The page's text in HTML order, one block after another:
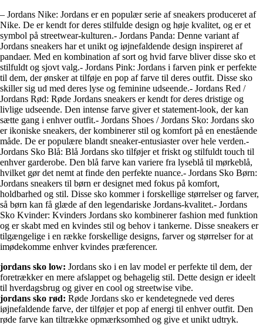
– Jordans Nike: Jordans er en populær serie af sneakers produceret af
Nike. De er kendt for deres stilfulde design og høje kvalitet, og er et
symbol på streetwear-kulturen.- Jordans Panda: Denne variant af
Jordans sneakers har et unikt og iøjnefaldende design inspireret af
pandaer. Med en kombination af sort og hvid farve bliver disse sko et
stilfuldt og sjovt valg.- Jordans Pink: Jordans i farven pink er perfekte
til dem, der ønsker at tilføje en pop af farve til deres outfit. Disse sko
skiller sig ud med deres lyse og feminine udseende.- Jordans Red /
Jordans Rød: Røde Jordans sneakers er kendt for deres dristige og
livlige udseende. Den intense farve giver et statement-look, der kan
sætte gang i enhver outfit.- Jordans Shoes / Jordans Sko: Jordans sko
er ikoniske sneakers, der kombinerer stil og komfort på en enestående
måde. De er populære blandt sneaker-entusiaster over hele verden.-
Jordans Sko Blå: Blå Jordans sko tilføjer et friskt og stilfuldt touch til
enhver garderobe. Den blå farve kan variere fra lyseblå til mørkeblå,
hvilket gør det nemt at finde den perfekte nuance.- Jordans Sko Børn:
Jordans sneakers til børn er designet med fokus på komfort,
holdbarhed og stil. Disse sko kommer i forskellige størrelser og farver,
så børn kan få glæde af den legendariske Jordans-kvalitet.- Jordans
Sko Kvinder: Kvinders Jordans sko kombinerer fashion med funktion
og er skabt med en kvindes stil og behov i tankerne. Disse sneakers er
tilgængelige i en række forskellige designs, farver og størrelser for at
imødekomme enhver kvindes præferencer.
jordans sko low: Jordans sko i en lav model er perfekte til dem, der
foretrækker en mere afslappet og behagelig stil. Dette design er ideelt
til hverdagsbrug og giver en cool og streetwise vibe.
jordans sko rød: Røde Jordans sko er kendetegnede ved deres
iøjnefaldende farve, der tilføjer et pop af energi til enhver outfit. Den
røde farve kan tiltrække opmærksomhed og give et unikt udtryk.